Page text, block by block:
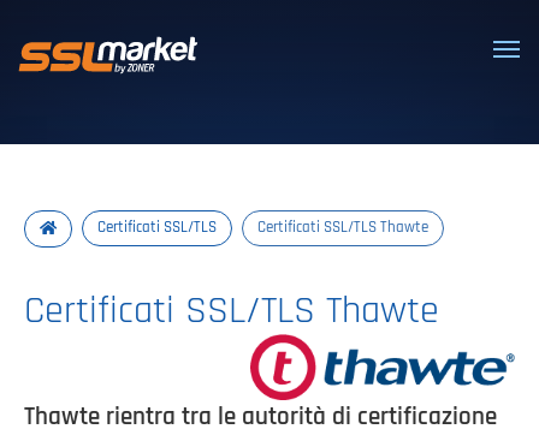
Certificati SSL/TLS Certificati SSL/TLS Thawte
Certificati SSL/TLS Thawte
Thawte rientra tra le autorità di certificazione